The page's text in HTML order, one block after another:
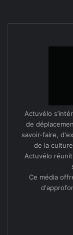
con­ti­nu­ité.
Afin de men­er
décidé d’en
extérieur,
des grandes
L’objectif est
mobil­ité sa
Actuvélo
de
savoir-faire,
de la
Actuvélo
Ce média